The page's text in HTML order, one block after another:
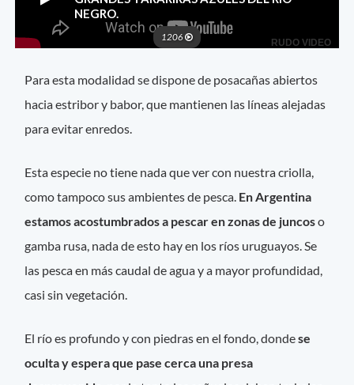
Para esta modalidad se dispone de posacañas abiertos
hacia estribor y babor, que mantienen las líneas alejadas
para evitar enredos.
Esta especie no tiene nada que ver con nuestra criolla,
como tampoco sus ambientes de pesca. En Argentina
estamos acostumbrados a pescar en zonas de juncoso
gamba rusa, nada de esto hay en los ríos uruguayos. Se
las pesca en más caudal de agua y a mayor profundidad,
casi sin vegetación.
El río es profundo y con piedras en el fondo, dondese
oculta y espera que pase cerca una presa